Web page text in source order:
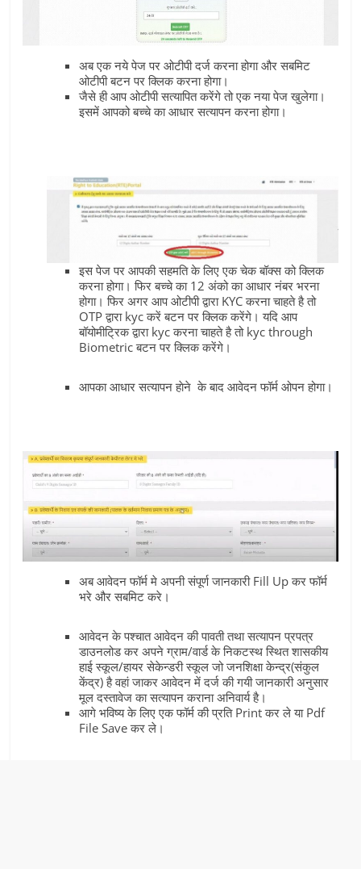
अब एक नये पेज पर ओटीपी दर्ज करना होगा और सबमिट
ओटीपी बटन पर क्लिक करना होगा।
जैसे ही आप ओटीपी सत्‍यापित करेंगे तो एक नया पेज खुलेगा।
इसमें आपको बच्‍चे का आधार सत्‍यापन करना होगा।
इस पेज पर आपकी सहमति के लिए एक चेक बॉक्‍स को क्लिक
करना होगा। फिर बच्‍चे का 12 अंको का आधार नंबर भरना
होगा। फिर अगर आप ओटीपी द्वारा KYC करना चाहते है तो
OTP द्वारा kyc करें बटन पर क्लिक करेंगे। यदि आप
बॉयोमीट्रिक द्वारा kyc करना चाहते है तो kyc through
Biometric बटन पर क्लिक करेंगे।
आपका आधार सत्‍यापन हाेने के बाद आवेदन फॉर्म ओपन होगा।
अब आवेदन फॉर्म मे अपनी संपूर्ण जानकारी Fill Up कर फॉर्म
भरे और सबमिट करे।
आवेदन के पश्चात आवेदन की पावती तथा सत्यापन प्रपत्र
डाउनलोड कर अपने ग्राम/वार्ड के निकटस्थ स्थित शासकीय
हाई स्कूल/हायर सेकेन्डरी स्कूल जो जनशिक्षा केन्द्र(संकुल
केंद्र) है वहां जाकर आवेदन में दर्ज की गयी जानकारी अनुसार
मूल दस्तावेज का सत्यापन कराना अनिवार्य है।
आगे भविष्य के लिए एक फॉर्म की प्रति Print कर ले या Pdf
File Save कर ले।